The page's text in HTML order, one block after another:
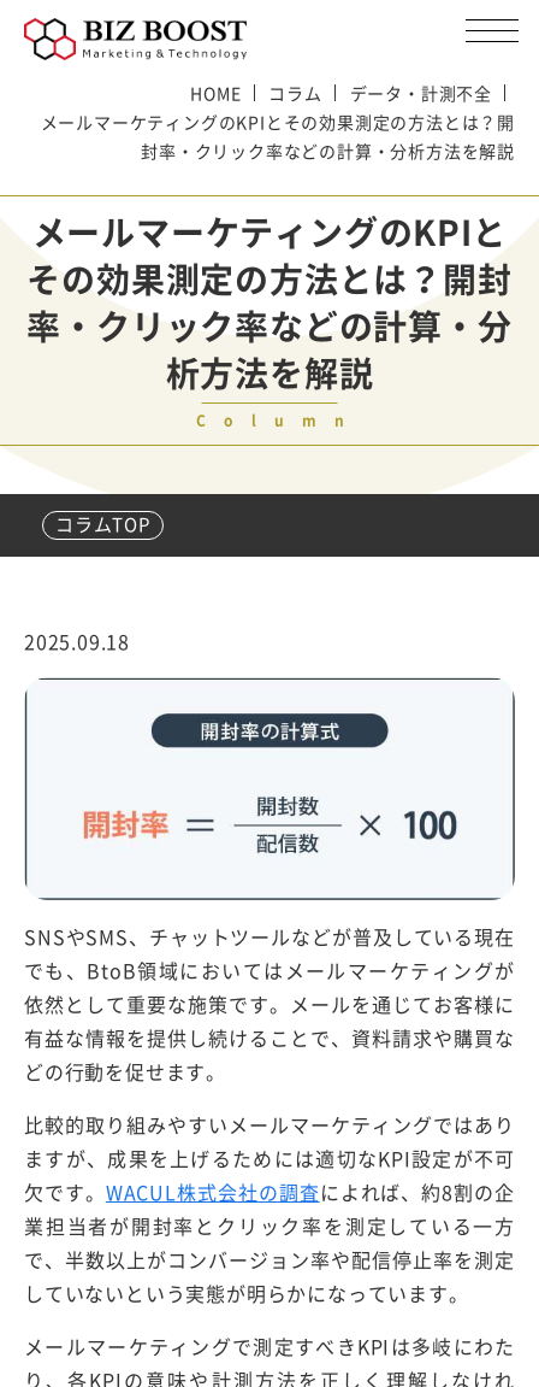
HOME コラム
データ・計測不全
メールマーケティングのKPIとその効果測定の方法とは？開
封率・クリック率などの計算・分析方法を解説
メールマーケティングのKPIと
その効果測定の方法とは？開封
率・クリック率などの計算・分
析方法を解説
Column
コラムTOP
2025.09.18
SNSやSMS、チャットツールなどが普及している現在
でも、BtoB領域においてはメールマーケティングが
依然として重要な施策です。メールを通じてお客様に
有益な情報を提供し続けることで、資料請求や購買な
どの行動を促せます。
比較的取り組みやすいメールマーケティングではあり
ますが、成果を上げるためには適切なKPI設定が不可
欠です。 WACUL株式会社の調査によれば、約8割の企
業担当者が開封率とクリック率を測定している一方
で、半数以上がコンバージョン率や配信停止率を測定
していないという実態が明らかになっています。
メールマーケティングで測定すべきKPIは多岐にわた
り、各KPIの意味や計測方法を正しく理解しなけれ